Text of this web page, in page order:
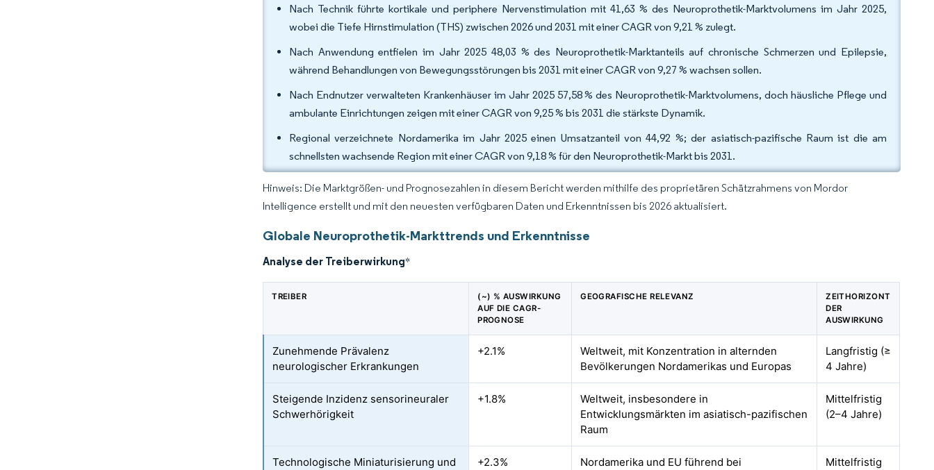
Nach Technik führte kortikale und periphere Nervenstimulation mit 41,63 % des Neuroprothetik-Marktvolumens im Jahr 2025,
wobei die Tiefe Hirnstimulation (THS) zwischen 2026 und 2031 mit einer CAGR von 9,21 % zulegt.
Nach Anwendung entfielen im Jahr 2025 48,03 % des Neuroprothetik-Marktanteils auf chronische Schmerzen und Epilepsie,
während Behandlungen von Bewegungsstörungen bis 2031 mit einer CAGR von 9,27 % wachsen sollen.
Nach Endnutzer verwalteten Krankenhäuser im Jahr 2025 57,58 % des Neuroprothetik-Marktvolumens, doch häusliche Pflege und
ambulante Einrichtungen zeigen mit einer CAGR von 9,25 % bis 2031 die stärkste Dynamik.
Regional verzeichnete Nordamerika im Jahr 2025 einen Umsatzanteil von 44,92 %; der asiatisch-pazifische Raum ist die am
schnellsten wachsende Region mit einer CAGR von 9,18 % für den Neuroprothetik-Markt bis 2031.
Hinweis: Die Marktgrößen- und Prognosezahlen in diesem Bericht werden mithilfe des proprietären Schätzrahmens von Mordor
Intelligence erstellt und mit den neuesten verfügbaren Daten und Erkenntnissen bis 2026 aktualisiert.
Globale Neuroprothetik-Markttrends und Erkenntnisse
Analyse der Treiberwirkung*
TREIBER
(~) % AUSWIRKUNG
AUF DIE CAGR-
PROGNOSE
GEOGRAFISCHE RELEVANZ
ZEITHORIZONT
DER
AUSWIRKUNG
Zunehmende Prävalenz
neurologischer Erkrankungen
+2.1%
Weltweit, mit Konzentration in alternden
Bevölkerungen Nordamerikas und Europas
Langfristig (≥
4 Jahre)
Steigende Inzidenz sensorineuraler
Schwerhörigkeit
+1.8%
Weltweit, insbesondere in
Entwicklungsmärkten im asiatisch-pazifischen
Raum
Mittelfristig
(2–4 Jahre)
Technologische Miniaturisierung und
+2.3%
Nordamerika und EU führend bei
Mittelfristig